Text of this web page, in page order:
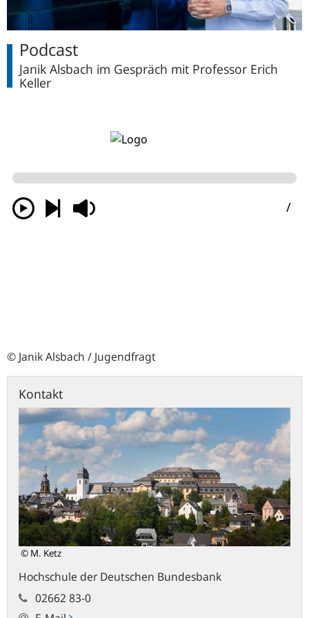
Podcast
Janik Alsbach im Gespräch mit Professor Erich
Keller
© Janik Alsbach / Jugendfragt
Kontakt
© M. Ketz
Hochschule der Deutschen Bundesbank
02662 83-0